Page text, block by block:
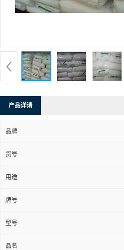
产品详请
品牌
货号
用途
牌号
型号
品名